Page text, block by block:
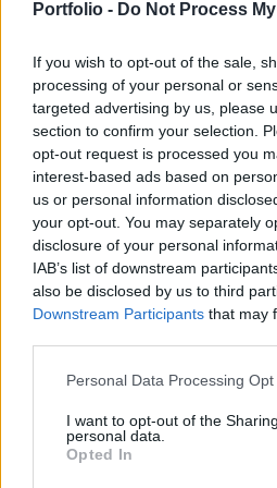
Portfolio - Do Not Process
If you wish to opt-out of the sale,
processing of your personal or
targeted advertising by us, please
section to confirm your selection.
opt-out request is processed you
interest-based ads based on
us or personal information
your opt-out. You may separately
disclosure of your personal
IAB’s list of downstream
also be disclosed by us to third
Downstream Participants that may
Personal Data Processing
I want to opt-out of the
personal data.
Opted In
Két jogvesztő határidőre
Most, a keddi napon még
megfizetett áfát a hazai
szeptember 30-ig
szervezetek, amelyek 2026-tól
szja-felajánlásokat fogadni.
figyelmeztetett a Nemzeti Adó-
2025. szeptember 27. 09:00 | Portfolio
Dadogó gazdasági
bérek: